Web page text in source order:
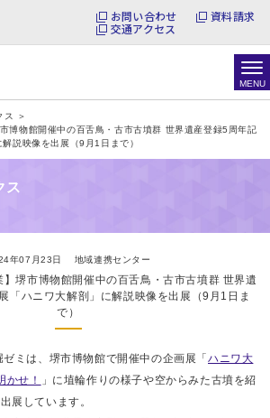
お問い合わせ
資料請求
交通アクセス
ス ＞
博物館開催中の百舌鳥・古市古墳群 世界遺産登録5周年記
説映像を出展（9月1日まで）
ス
年07月23日 地域連携センター
】堺市博物館開催中の百舌鳥・古市古墳群 世界遺
「ハニワ大解剖」に解説映像を出展（9月1日ま
で）
ミは、堺市博物館で開催中の企画展「 ハニワ大
かせ！
」に埴輪作りの様子や空からみた古墳を紹
展しています。